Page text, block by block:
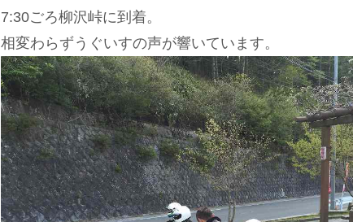
7:30ごろ柳沢峠に到着。
相変わらずうぐいすの声が響いています。